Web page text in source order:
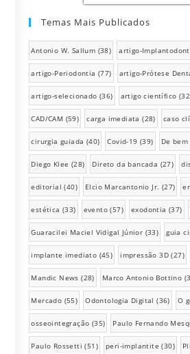
Temas Mais Publicados
Antonio W. Sallum (38) artigo-
artigo-Periodontia (77) artigo-Prótese
artigo-selecionado (36) artigo científico
CAD/CAM (59) carga imediata (28) caso
cirurgia guiada (40) Covid-19 (39) De
Diego Klee (28) Direto da bancada (27)
editorial (40) Elcio Marcantonio Jr. (27)
estética (33) evento (57) exodontia (37)
Guaracilei Maciel Vidigal Júnior (33) guia
implante imediato (45) impressão 3D (27)
Mandic News (28) Marco Antonio Bottino
Mercado (55) Odontologia Digital (36) O
osseointegração (35) Paulo Fernando
Paulo Rossetti (51) peri-implantite (30)